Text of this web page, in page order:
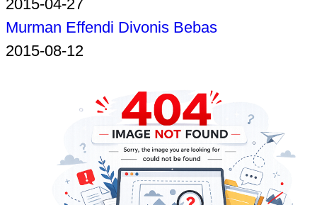
2015-04-27
Murman Effendi Divonis Bebas
2015-08-12